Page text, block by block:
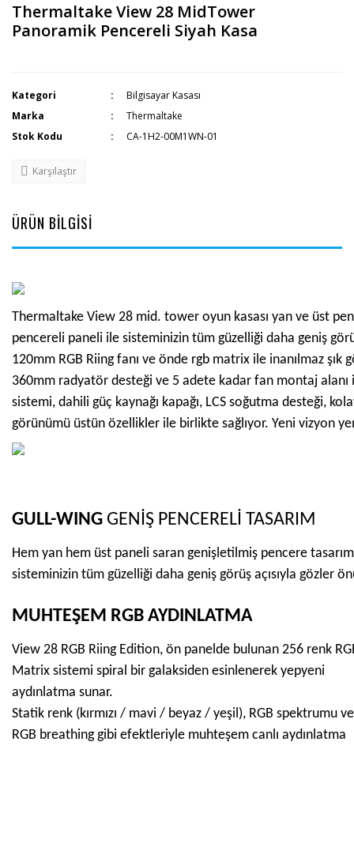
Thermaltake View 28 MidTower
Panoramik Pencereli Siyah Kasa
Kategori
Bilgisayar Kasası
Marka
Thermaltake
Stok Kodu
CA-1H2-00M1WN-01
Karşılaştır
ÜRÜN BİLGİSİ
Thermaltake View 28 mid. tower oyun kasası yan ve üst
pencereli paneli ile sisteminizin tüm güzelliği daha geniş
120mm RGB Riing fanı ve önde rgb matrix ile inanılmaz
360mm radyatör desteği ve 5 adete kadar fan montaj alanı
sistemi, dahili güç kaynağı kapağı, LCS soğutma desteği,
görünümü üstün özellikler ile birlikte sağlıyor. Yeni vizyon
GULL-WING GENİŞ PENCERELİ TASARIM
Hem yan hem üst paneli saran genişletilmiş pencere
sisteminizin tüm güzelliği daha geniş görüş açısıyla gözler
MUHTEŞEM RGB AYDINLATMA
View 28 RGB Riing Edition, ön panelde bulunan 256 renk
Matrix sistemi spiral bir galaksiden esinlenerek yepyeni
aydınlatma sunar.
Statik renk (kırmızı / mavi / beyaz / yeşil), RGB spektrumu ve
RGB breathing gibi efektleriyle muhteşem canlı aydınlatma